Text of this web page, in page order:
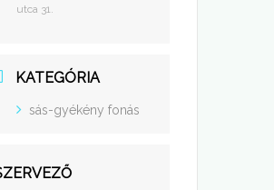
utca 31.
KATEGÓRIA
sás-gyékény fonás